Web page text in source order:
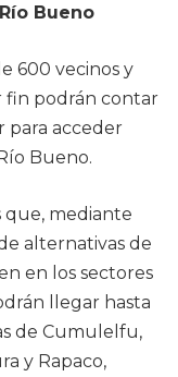
Bueno
600 vecinos y
fin podrán contar
para acceder
Bueno.
que, mediante
alternativas de
en los sectores
llegar hasta
de Cumulelfu,
y Rapaco,